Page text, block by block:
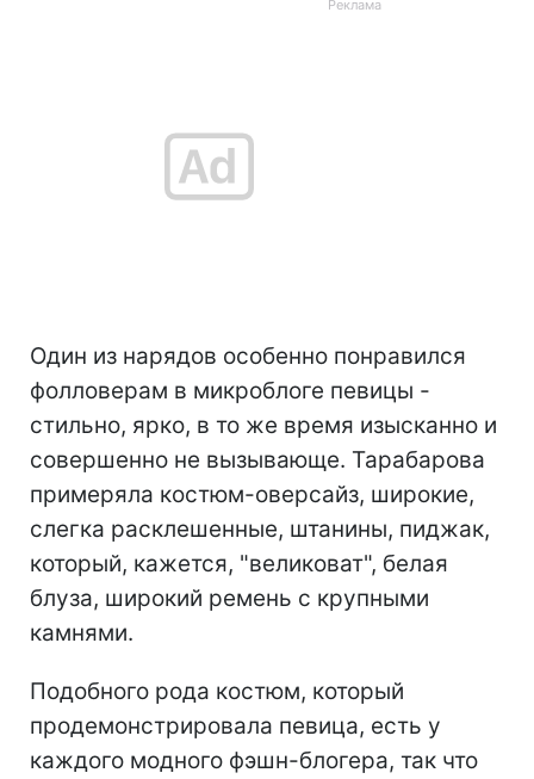
Один из нарядов особенно понравился
фолловерам в микроблоге певицы -
стильно, ярко, в то же время изысканно и
совершенно не вызывающе. Тарабарова
примеряла костюм-оверсайз, широкие,
слегка расклешенные, штанины, пиджак,
который, кажется, "великоват", белая
блуза, широкий ремень с крупными
камнями.
Подобного рода костюм, который
продемонстрировала певица, есть у
каждого модного фэшн-блогера, так что